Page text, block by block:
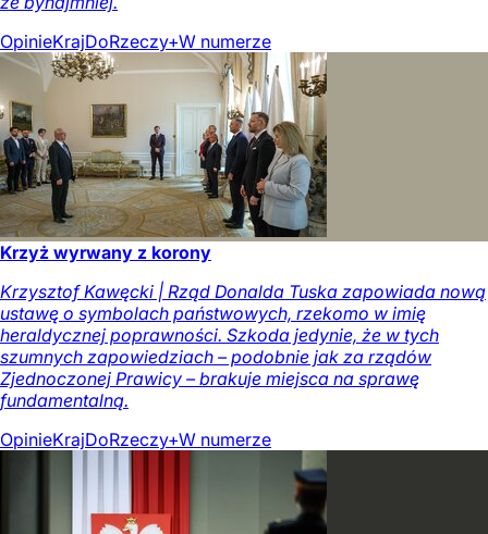
OpinieKrajDoRzeczy+W numerze
Krzyż wyrwany z korony
Krzysztof Kawęcki | Rząd Donalda Tuska zapowiada nową
ustawę o symbolach państwowych, rzekomo w imię
heraldycznej poprawności. Szkoda jedynie, że w tych
szumnych zapowiedziach – podobnie jak za rządów
Zjednoczonej Prawicy – brakuje miejsca na sprawę
fundamentalną.
OpinieKrajDoRzeczy+W numerze